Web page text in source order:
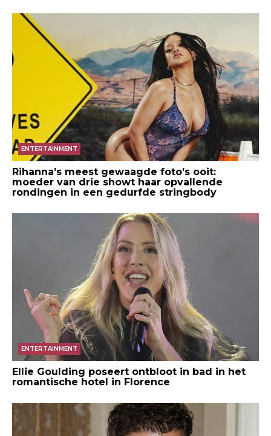
ENTERTAINMENT
Rihanna’s meest gewaagde foto’s ooit:
moeder van drie showt haar opvallende
rondingen in een gedurfde stringbody
ENTERTAINMENT
Ellie Goulding poseert ontbloot in bad in het
romantische hotel in Florence